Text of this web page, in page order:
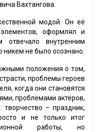
Вахтангова.
модой. Он её
оформлял и
внутренним
никем не было осознано.
положения о том,
проблемы героев
когда они становятся
проблемами актёров,
творчество – праздник,
и не только итог
работы, но